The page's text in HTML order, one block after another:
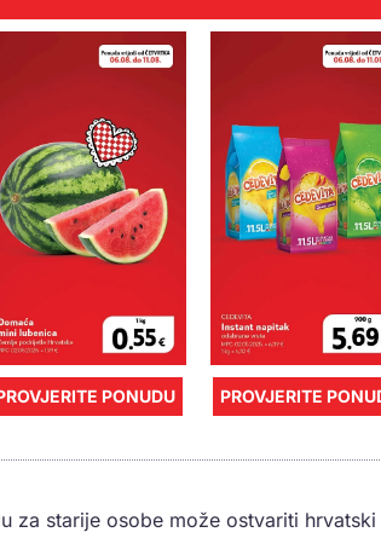
PONUDU PROVJERITE
za starije osobe može ostvariti